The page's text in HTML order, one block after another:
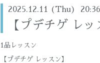
2025.12.11 (Thu) 20:36
【プデチゲ レッ
1品レッスン
【プデチゲ レッスン】